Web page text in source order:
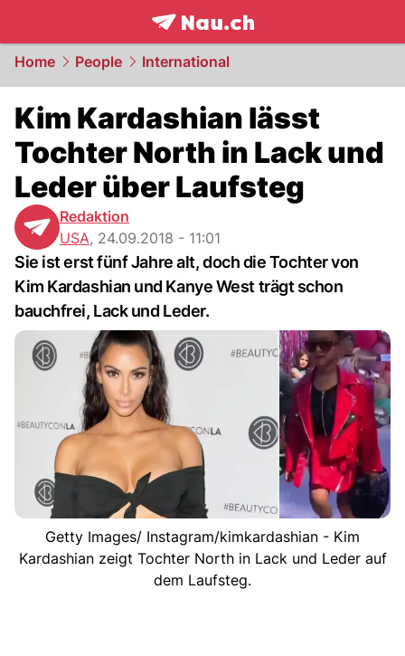
frontpage.NAU.ch
Home People International
Kim Kardashian lässt
Tochter North in Lack und
Leder über Laufsteg
Redaktion
USA, 24.09.2018 - 11:01
Sie ist erst fünf Jahre alt, doch die Tochter von
Kim Kardashian und Kanye West trägt schon
bauchfrei, Lack und Leder.
Getty Images/ Instagram/kimkardashian - Kim
Kardashian zeigt Tochter North in Lack und Leder auf
dem Laufsteg.